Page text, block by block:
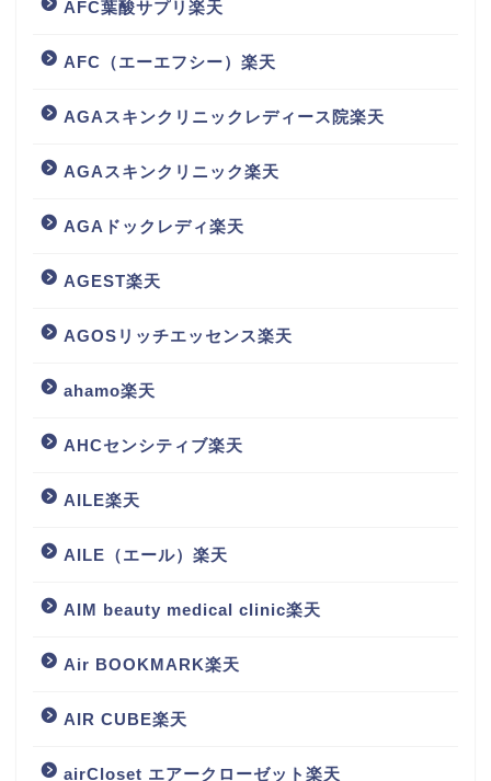
AFC葉酸サプリ楽天
AFC（エーエフシー）楽天
AGAスキンクリニックレディース院楽天
AGAスキンクリニック楽天
AGAドックレディ楽天
AGEST楽天
AGOSリッチエッセンス楽天
ahamo楽天
AHCセンシティブ楽天
AILE楽天
AILE（エール）楽天
AIM beauty medical clinic楽天
Air BOOKMARK楽天
AIR CUBE楽天
airCloset エアークローゼット楽天